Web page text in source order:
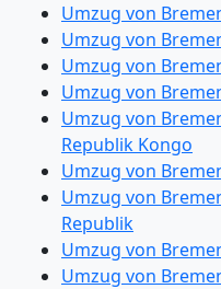
Umzug von
Umzug von
Umzug von
Umzug von
Umzug von
Republik Kongo
Umzug von
Umzug von
Republik
Umzug von
Umzug von